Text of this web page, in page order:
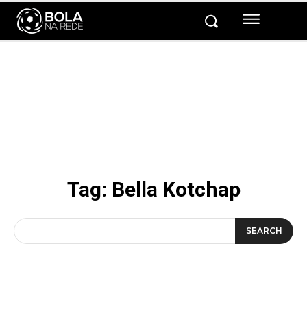
Tag: Bella Kotchap
SEARCH